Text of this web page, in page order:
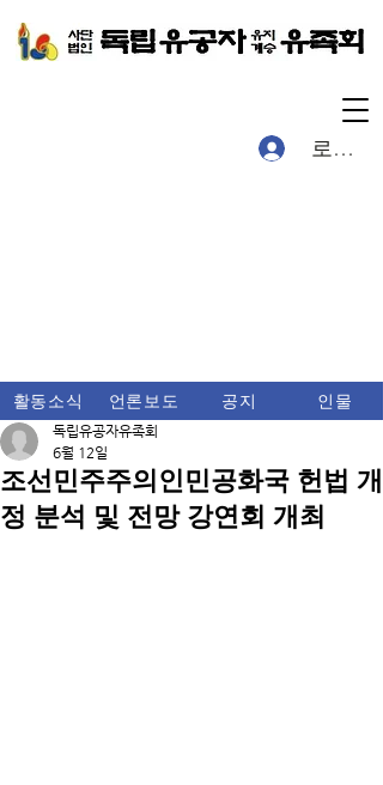
로그인
활동소식 언론보도 공지 인물
조선민주주의인민공화국 헌법 개
정 분석 및 전망 강연회 개최
독립유공자유족회
6월 12일